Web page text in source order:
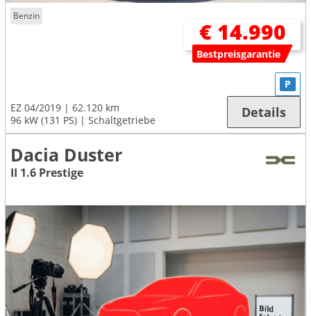
Benzin
€ 14.990
Bestpreisgarantie
EZ 04/2019
62.120 km
96 kW (131 PS)
Schaltgetriebe
P
Details
Dacia Duster
II 1.6 Prestige